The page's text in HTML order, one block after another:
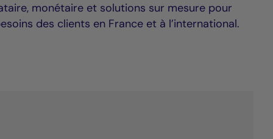
monétaire et solutions sur mesure pour
des clients en France et à l’international.